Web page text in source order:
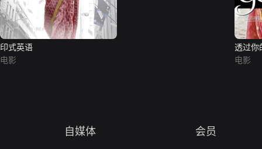
印式英语
电影
透过你
电影
自媒体 会员